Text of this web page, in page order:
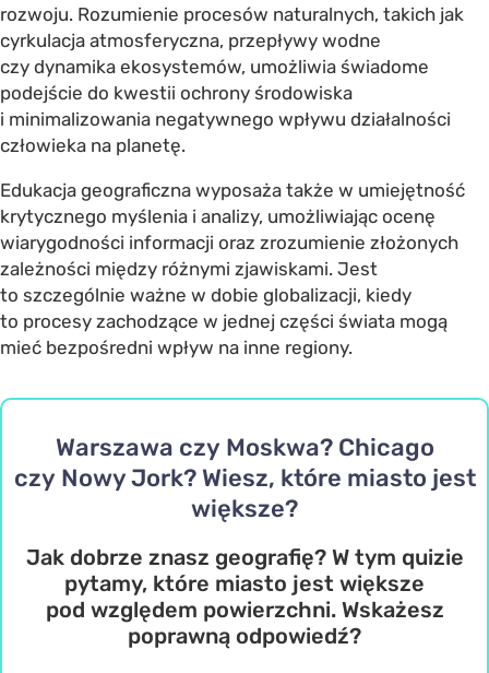
rozwoju. Rozumienie procesów naturalnych, takich jak
cyrkulacja atmosferyczna, przepływy wodne
czy dynamika ekosystemów, umożliwia świadome
podejście do kwestii ochrony środowiska
i minimalizowania negatywnego wpływu działalności
człowieka na planetę.
Edukacja geograficzna wyposaża także w umiejętność
krytycznego myślenia i analizy, umożliwiając ocenę
wiarygodności informacji oraz zrozumienie złożonych
zależności między różnymi zjawiskami. Jest
to szczególnie ważne w dobie globalizacji, kiedy
to procesy zachodzące w jednej części świata mogą
mieć bezpośredni wpływ na inne regiony.
Warszawa czy Moskwa? Chicago
czy Nowy Jork? Wiesz, które miasto jest
większe?
Jak dobrze znasz geografię? W tym quizie
pytamy, które miasto jest większe
pod względem powierzchni. Wskażesz
poprawną odpowiedź?